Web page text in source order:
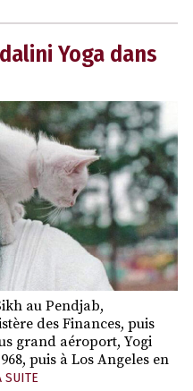
Yoga dans
au Pendjab,
des Finances, puis
grand aéroport, Yogi
puis à Los Angeles en
SUITE